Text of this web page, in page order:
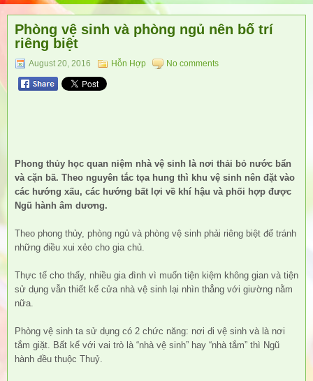
Phòng vệ sinh và phòng ngủ nên bố trí
riêng biệt
August 20, 2016 Hỗn Hợp No comments
Phong thủy học quan niệm nhà vệ sinh là nơi thải bỏ nước bẩn
và cặn bã. Theo nguyên tắc tọa hung thì khu vệ sinh nên đặt vào
các hướng xấu, các hướng bất lợi về khí hậu và phối hợp được
Ngũ hành âm dương.
Theo phong thủy, phòng ngủ và phòng vệ sinh phải riêng biệt để tránh
những điều xui xẻo cho gia chủ.
Thực tế cho thấy, nhiều gia đình vì muốn tiện kiệm không gian và tiện
sử dụng vẫn thiết kế cửa nhà vệ sinh lại nhìn thẳng với giường nằm
nữa.
Phòng vệ sinh ta sử dụng có 2 chức năng: nơi đi vệ sinh và là nơi
tắm giặt. Bất kể với vai trò là “nhà vệ sinh” hay “nhà tắm” thì Ngũ
hành đều thuộc Thuỷ.